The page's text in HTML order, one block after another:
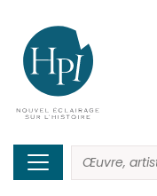
contenu
principal
Menu
secondaire
(header)